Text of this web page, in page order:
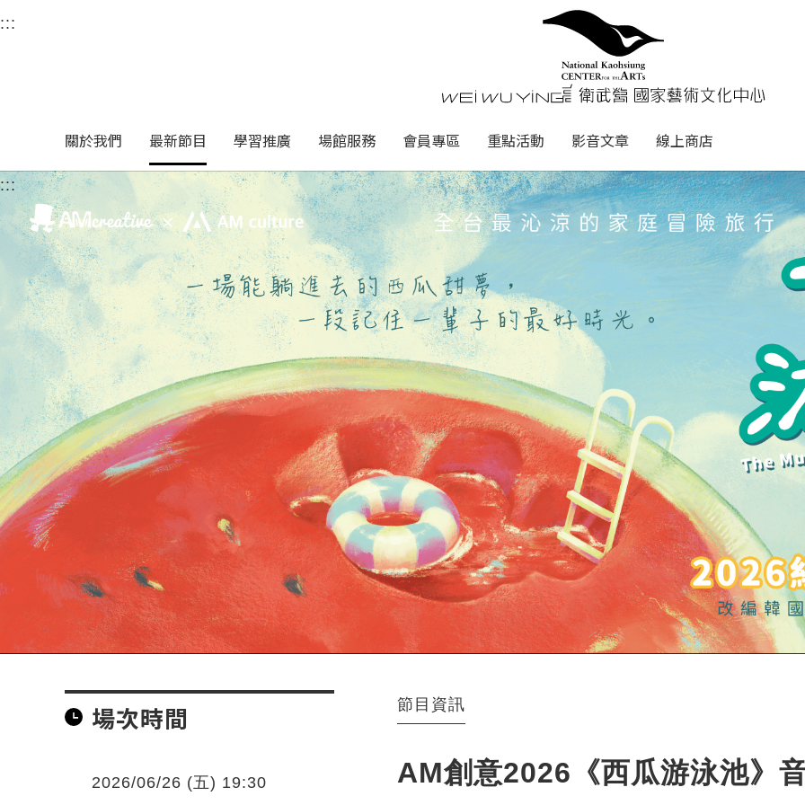
衛武營國家藝術文化中心
中央內容區塊，為本頁主要內容區。
::: 衛武營國家藝術文
關於我們 最新節目 學習推廣 場館服務 會員專區 重點活動 影音文章 線上商店
:::中央內容區塊，為本頁主要內容區。
場次時間
2026/06/26 (五) 19:30
節目資訊
AM創意2026《西瓜游泳池》